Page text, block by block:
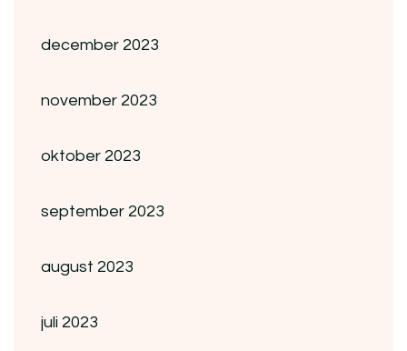
december 2023
november 2023
oktober 2023
september 2023
august 2023
juli 2023